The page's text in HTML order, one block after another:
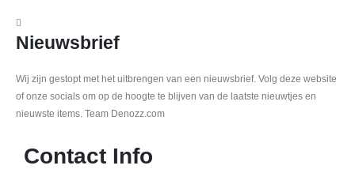
Nieuwsbrief
Wij zijn gestopt met het uitbrengen van een nieuwsbrief. Volg deze website
of onze socials om op de hoogte te blijven van de laatste nieuwtjes en
nieuwste items. Team Denozz.com
Contact Info